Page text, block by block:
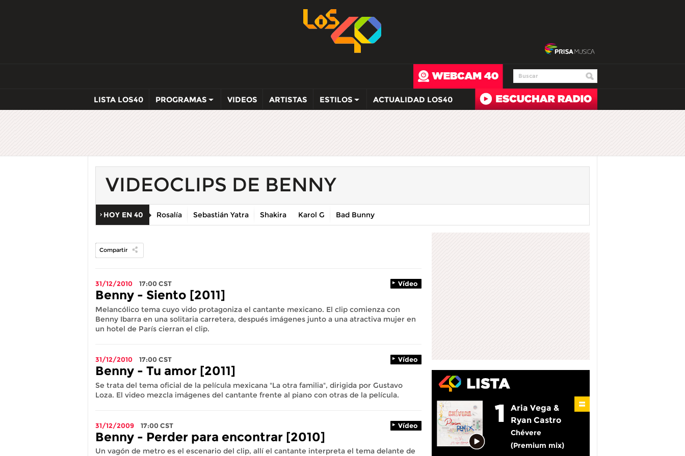
LISTA LOS40 PROGRAMAS VIDEOS ARTISTAS ESTILOS ACTUALIDAD LOS40
VIDEOCLIPS DE BENNY
HOY EN 40 Rosalía Sebastián Yatra Shakira Karol G Bad Bunny
Compartir
31/12/2010 17:00CST Vídeo
Benny - Siento [2011]
Melancólico tema cuyo vido protagoniza el cantante mexicano. El clip comienza con
Benny Ibarra en una solitaria carretera, después imágenes junto a una atractiva mujer en
un hotel de París cierran el clip.
31/12/2010 17:00CST Vídeo
Benny - Tu amor [2011]
Se trata del tema oficial de la película mexicana "La otra familia", dirigida por Gustavo
Loza. El video mezcla imágenes del cantante frente al piano con otras de la película.
31/12/2009 17:00CST Vídeo
Benny - Perder para encontrar [2010]
Un vagón de metro es el escenario del clip, allí el cantante interpreta el tema delante de
Aria Vega &
Ryan Castro
Chévere
(Premium mix)